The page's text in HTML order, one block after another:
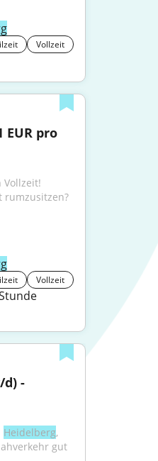
Vollzeit
EUR pro
Vollzeit!
rumzusitzen?
Vollzeit
-
Heidelberg,
gut